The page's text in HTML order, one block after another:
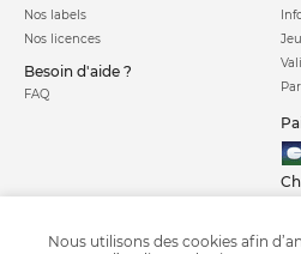
Nos labels
Nos licences
Besoin d'aide ?
FAQ
Nous utilisons des cookies afin